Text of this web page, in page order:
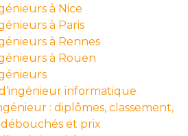
à Nice
à Paris
à Rennes
à Rouen
informatique
: diplômes, classement,
débouchés et prix